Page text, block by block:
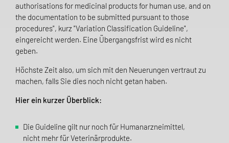
authorisations for medicinal products for human use, and on
the documentation to be submitted pursuant to those
procedures", kurz "Variation Classification Guideline",
eingereicht werden. Eine Übergangsfrist wird es nicht
geben.
Höchste Zeit also, um sich mit den Neuerungen vertraut zu
machen, falls Sie dies noch nicht getan haben.
Hier ein kurzer Überblick:
Die Guideline gilt nur noch für Humanarzneimittel,
nicht mehr für Veterinärprodukte.